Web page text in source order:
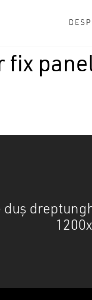
fix
duș